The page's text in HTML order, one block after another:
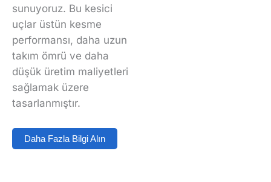
sunuyoruz. Bu kesici
uçlar üstün kesme
performansı, daha uzun
takım ömrü ve daha
düşük üretim maliyetleri
sağlamak üzere
tasarlanmıştır.
Daha Fazla Bilgi Alın